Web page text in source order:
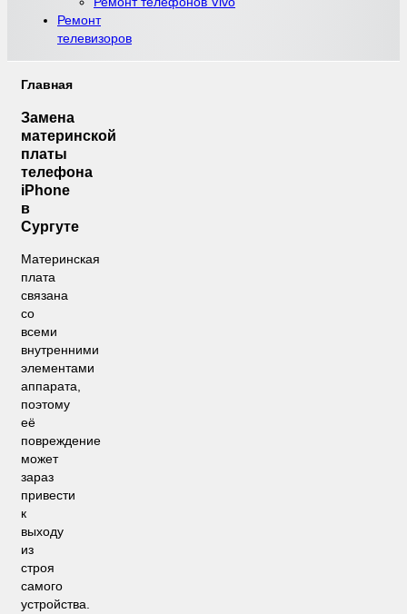
Ремонт
телевизоров
Главная
Замена
материнской
платы
телефона
iPhone
в
Сургуте
Материнская
плата
связана
со
всеми
внутренними
элементами
аппарата,
поэтому
её
повреждение
может
зараз
привести
к
выходу
из
строя
самого
устройства.